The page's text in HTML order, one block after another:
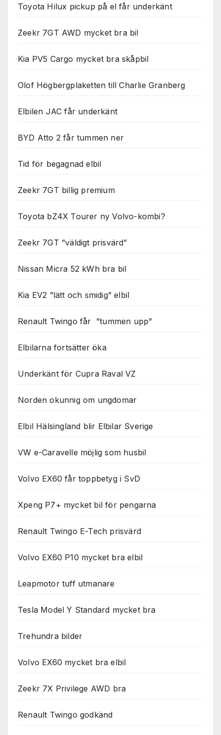
Toyota Hilux pickup på el får underkänt
Zeekr 7GT AWD mycket bra bil
Kia PV5 Cargo mycket bra skåpbil
Olof Högbergplaketten till Charlie Granberg
Elbilen JAC får underkänt
BYD Atto 2 får tummen ner
Tid för begagnad elbil
Zeekr 7GT billig premium
Toyota bZ4X Tourer ny Volvo-kombi?
Zeekr 7GT ”väldigt prisvärd”
Nissan Micra 52 kWh bra bil
Kia EV2 ”lätt och smidig” elbil
Renault Twingo får ”tummen upp”
Elbilarna fortsätter öka
Underkänt för Cupra Raval VZ
Norden okunnig om ungdomar
Elbil Hälsingland blir Elbilar Sverige
VW e-Caravelle möjlig som husbil
Volvo EX60 får toppbetyg i SvD
Xpeng P7+ mycket bil för pengarna
Renault Twingo E-Tech prisvärd
Volvo EX60 P10 mycket bra elbil
Leapmotor tuff utmanare
Tesla Model Y Standard mycket bra
Trehundra bilder
Volvo EX60 mycket bra elbil
Zeekr 7X Privilege AWD bra
Renault Twingo godkänd
används.
Marknadsföring
med dig av dina
surfar ökar du